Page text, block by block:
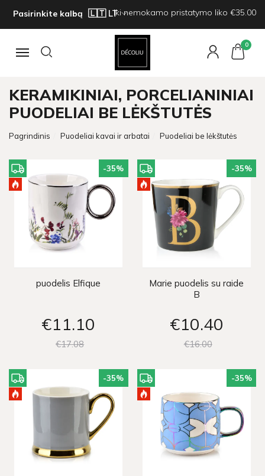
Pasirinkite kalbą Iki nemokamo pristatymo liko €35.00
Navigacija
0
KERAMIKINIAI, PORCELIANINIAI
PUODELIAI BE LĖKŠTUTĖS
Pagrindinis Puodeliai kavai ir arbatai Puodeliai be lėkštutės
-35%
puodelis Elfique
€11 10
€1708
-35%
Marie puodelis su raide
B
€10 40
€1600
-35% -35%